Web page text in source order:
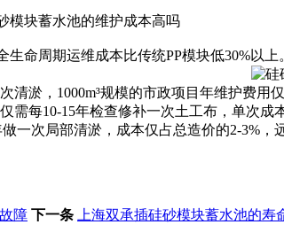
模块蓄水池的维护成本高吗
命周期运维成本比传统PP模块低30%以上‌
淤，1000m³规模的市政项目年维护费用
需每10-15年检查修补一次土工布，单次成
一次局部清淤，成本仅占总造价的2-3%，
障 下一条
上海双承插硅砂模块蓄水池的寿